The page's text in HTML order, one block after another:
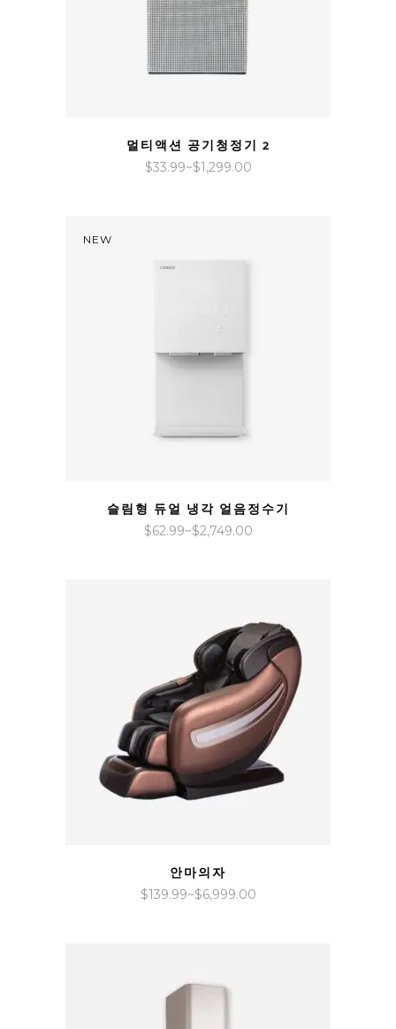
멀티액션 공기청정기 2
$33.99~$1,299.00가
NEW
슬림형 듀얼 냉각 얼음정수기
$62.99~$2,749.00가
$62.99~$2,749.00
안마의자
$139.99~$6,999.00가